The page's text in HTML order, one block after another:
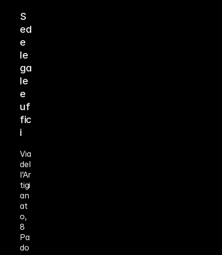
S
ed
e
le
ga
le
e
uf
fic
i
Via
del
l’Ar
tigi
an
at
o,
8
Pa
do